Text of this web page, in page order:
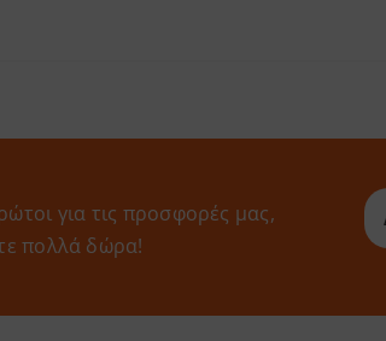
για τις προσφορές μας,
πολλά δώρα!